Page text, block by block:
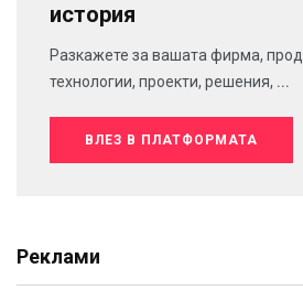
история
Разкажете за вашата фирма,
технологии, проекти, решения, ...
ВЛЕЗ В ПЛАТФОРМАТА
Реклами